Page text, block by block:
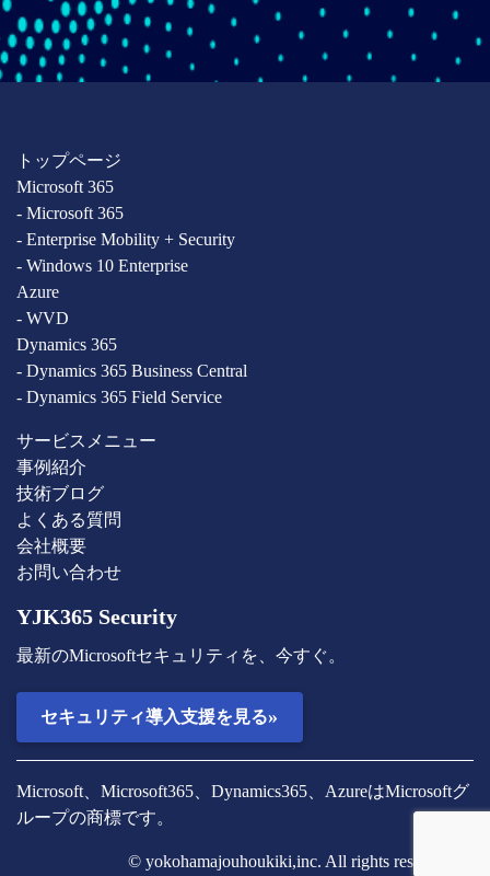
トップページ
Microsoft 365
- Microsoft 365
- Enterprise Mobility + Security
- Windows 10 Enterprise
Azure
- WVD
Dynamics 365
- Dynamics 365 Business Central
- Dynamics 365 Field Service
サービスメニュー
事例紹介
技術ブログ
よくある質問
会社概要
お問い合わせ
YJK365 Security
最新のMicrosoftセキュリティを、今すぐ。
セキュリティ導入支援を見る»
Microsoft、Microsoft365、Dynamics365、AzureはMicrosoftグ
ループの商標です。
© yokohamajouhoukiki,inc. All rights reserved.